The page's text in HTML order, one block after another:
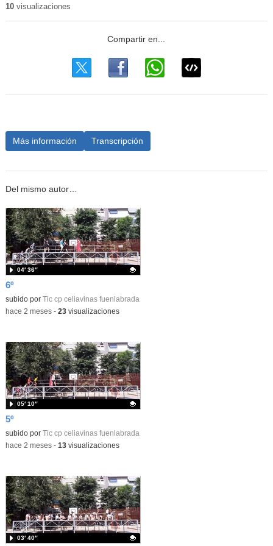
10visualizaciones
Más información Transcripción
Del mismo autor…
6º
Contenido educativo.
subido por Tic cp celiavinas fuenlabrada
04′ 36″
-hace 2 meses- 23visualizaciones
5º
Contenido educativo.
subido por Tic cp celiavinas fuenlabrada
05′ 10″
-hace 2 meses- 13visualizaciones
03′ 40″